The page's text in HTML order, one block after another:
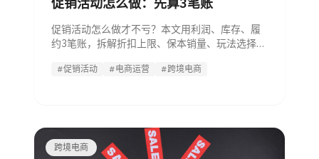
促销活动怎么做才不亏？本文用利润、库存、履
约3笔账，拆解折扣上限、保本销量、玩法选择、
#促销活动 #电商运营 #跨境电商
跨境电商